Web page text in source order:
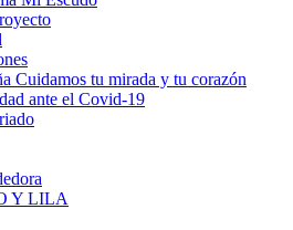
Cuidamos tu mirada y tu corazón
ante el Covid-19
Y LILA